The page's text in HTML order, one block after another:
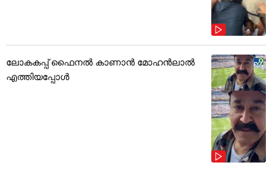
ലോകകപ്പ് ഫൈനൽ കാണാൻ മോഹൻലാൽ
എത്തിയപ്പോൾ